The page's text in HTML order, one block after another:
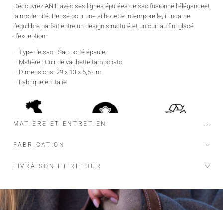
Découvrez ANIE avec ses lignes épurées ce sac fusionne l’éléganceet
la modernité. Pensé pour une silhouette intemporelle, il incarne
l’équilibre parfait entre un design structuré et un cuir au fini glacé
d’exception.
– Type de sac : Sac porté épaule
– Matière : Cuir de vachette tamponato
– Dimensions: 29 x 13 x 5,5 cm
– Fabriqué en Italie
MATIÈRE ET ENTRETIEN
FABRICATION
LIVRAISON ET RETOUR